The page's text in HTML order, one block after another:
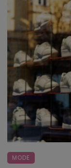
MODE